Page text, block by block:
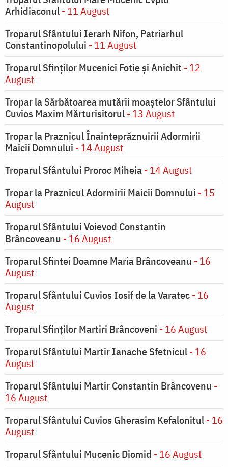
Arhidiaconul- 11 August
Troparul Sfântului Ierarh Nifon, Patriarhul
Constantinopolului - 11 August
Troparul Sfinţilor Mucenici Fotie şi Anichit - 12
August
Tropar la Sărbătoarea mutării moaştelor Sfântului
Cuvios Maxim Mărturisitorul- 13 August
Tropar la Praznicul Înainteprăznuirii Adormirii
Maicii Domnului - 14 August
Troparul Sfântului Proroc Miheia- 14 August
Tropar la Praznicul Adormirii Maicii Domnului - 15
August
Troparul Sfântului Voievod Constantin
Brâncoveanu - 16 August
Troparul Sfintei Doamne Maria Brâncoveanu - 16
August
Troparul Sfântului Cuvios Iosif de la Varatec- 16
August
Troparul Sfinților Martiri Brâncoveni - 16 August
Troparul Sfântului Martir Ianache Sfetnicul- 16
August
Troparul Sfântului Martir Constantin Brâncovenu -
16 August
Troparul Sfântului Cuvios Gherasim Kefalonitul- 16
August
Troparul Sfântului Mucenic Diomid - 16 August